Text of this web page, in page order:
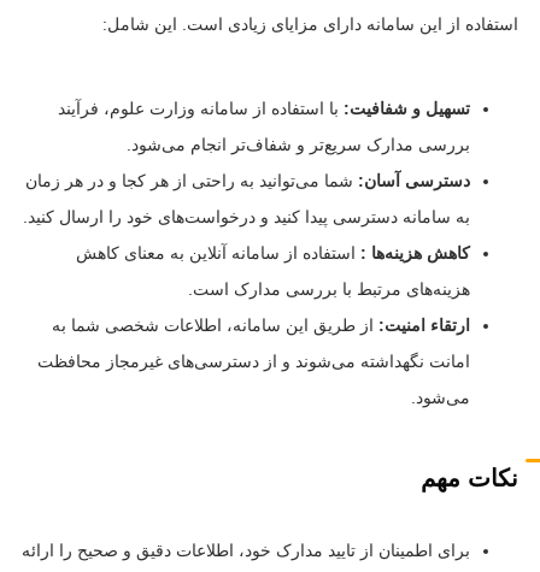
استفاده از این سامانه دارای مزایای زیادی است. این شامل:
تسهیل و شفافیت: با استفاده از سامانه وزارت علوم، فرآیند
بررسی مدارک سریع‌تر و شفاف‌تر انجام می‌شود.
دسترسی آسان: شما می‌توانید به راحتی از هر کجا و در هر زمان
به سامانه دسترسی پیدا کنید و درخواست‌های خود را ارسال کنید.
کاهش هزینه‌ها : استفاده از سامانه آنلاین به معنای کاهش
هزینه‌های مرتبط با بررسی مدارک است.
ارتقاء امنیت: از طریق این سامانه، اطلاعات شخصی شما به
امانت نگهداشته می‌شوند و از دسترسی‌های غیرمجاز محافظت
می‌شود.
نکات مهم
برای اطمینان از تایید مدارک خود، اطلاعات دقیق و صحیح را ارائه